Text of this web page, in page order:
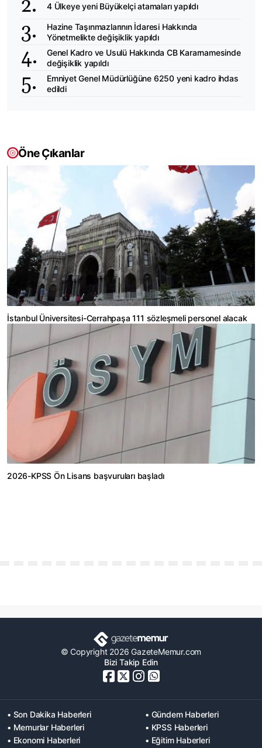
4 Ülkeye yeni Büyükelçi atamaları yapıldı
Hazine Taşınmazlarının İdaresi Hakkında
Yönetmelikte değişiklik yapıldı
Genel Kadro ve Usulü Hakkında CB Kararnamesinde
değişiklik yapıldı
Emniyet Genel Müdürlüğüne 6250 yeni kadro ihdas
edildi
Öne Çıkanlar
İstanbul Üniversitesi-Cerrahpaşa 111 sözleşmeli personel alacak
2026-KPSS Ön Lisans başvuruları başladı
© Copyright 2026 GazeteMemur.com
Bizi Takip Edin
• Son Dakika Haberleri
• Gündem Haberleri
• Memurlar Haberleri
• KPSS Haberleri
• Ekonomi Haberleri
• Eğitim Haberleri